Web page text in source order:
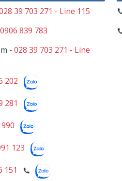
39 703 271 - Line 115
0906 839 783
-028 39 703 271 - Line
202
281
123
151